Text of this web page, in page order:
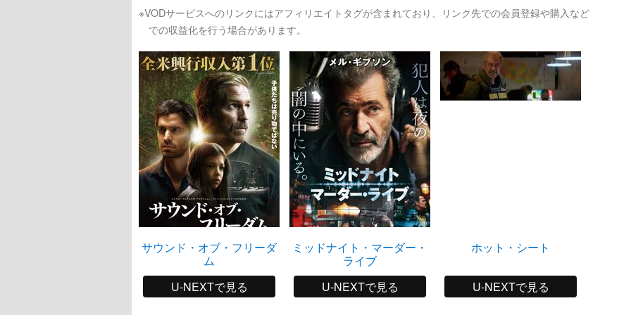
※VODサービスへのリンクにはアフィリエイトタグが含まれており、リンク先での会員登録や購入など
での収益化を行う場合があります。
サウンド・オブ・フリーダ
ム
U-NEXTで見る
ミッドナイト・マーダー・
ライブ
U-NEXTで見る
ホット・シート
U-NEXTで見る